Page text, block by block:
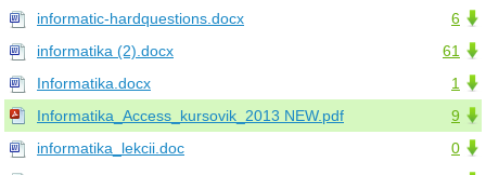
6
informatic-hardquestions.docx
61
informatika (2).docx
1
Informatika.docx
9
Informatika_Access_kursovik_2013 NEW.pdf
0
informatika_lekcii.doc